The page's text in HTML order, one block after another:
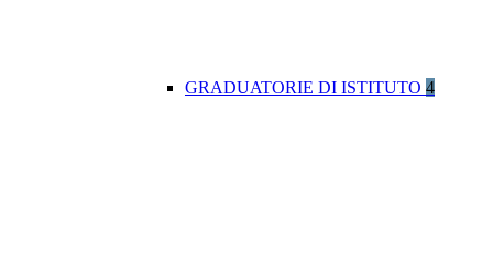
GRADUATORIE DI ISTITUTO 4